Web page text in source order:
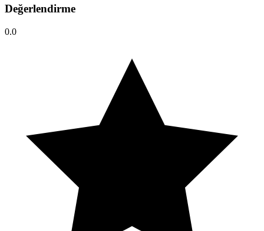
Değerlendirme
0.0